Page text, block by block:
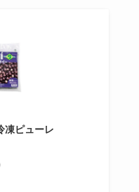
凍ピューレ